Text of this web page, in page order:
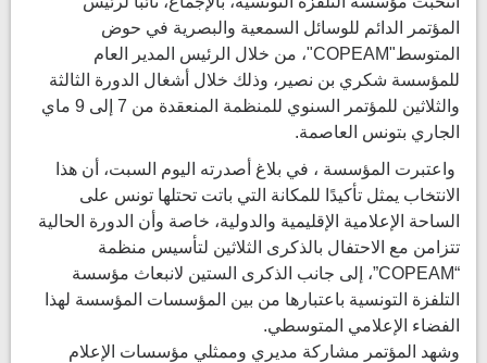
المؤتمر الدائم للوسائل السمعية والبصرية في حوض
المتوسط"COPEAM"، من خلال الرئيس المدير العام
للمؤسسة شكري بن نصير، وذلك خلال أشغال الدورة الثالثة
والثلاثين للمؤتمر السنوي للمنظمة المنعقدة من 7 إلى 9 ماي
الجاري بتونس العاصمة.
واعتبرت المؤسسة ، في بلاغ أصدرته اليوم السبت، أن هذا
الانتخاب يمثل تأكيدًا للمكانة التي باتت تحتلها تونس على
الساحة الإعلامية الإقليمية والدولية، خاصة وأن الدورة الحالية
تتزامن مع الاحتفال بالذكرى الثلاثين لتأسيس منظمة
“COPEAM”، إلى جانب الذكرى الستين لانبعاث مؤسسة
التلفزة التونسية باعتبارها من بين المؤسسات المؤسسة لهذا
الفضاء الإعلامي المتوسطي.
وشهد المؤتمر مشاركة مديري وممثلي مؤسسات الإعلام